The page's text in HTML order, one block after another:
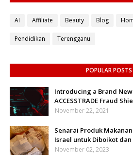
AI Affiliate Beauty Blog
Pendidikan Terengganu
POPULAR POSTS
Introducing a Brand
ACCESSTRADE Fraud
November 22, 2021
Senarai Produk
Israel untuk Diboikot
November 02, 2023